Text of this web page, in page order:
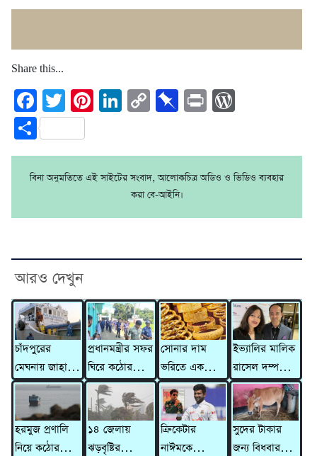
Share this...
Facebook
TwitterPinterest
LinkedIn
CopyPinboard
Print
Share
বিনা অনুমতিতে এই সাইটের সংবাদ, আলোকচিত্র অডিও ও ভিডিও ব্যবহার
করা বে-আইনি।
আরও দেখুন
চাঁদপুরের
মেঘনায় জাহাজে
৫ মরদেহ,
হাসপাতালে
মারা গেলেন
আরও ২ জন
প্রধানমন্ত্রীর সফর
ঘিরে কঠোর
নিরাপত্তা বলয়ে
বাবুনগর মাদ্রাসা
সোনার দাম
ভরিতে একলাফে
বাড়ল ৯,৮৫৬
টাকা
ইভ্যালির মালিক
রাসেল দম্পতির
বিরুদ্ধে ৩১০
কোটি টাকার
মানিলন্ডারিং
মামলা
হরমুজ প্রণালি
নিয়ে কঠোর
১৪ জেলায়
ঝড়বৃষ্টির
ক্রিকেটার
নাঈমকে
সুদের টাকার
জন্য বিধবার